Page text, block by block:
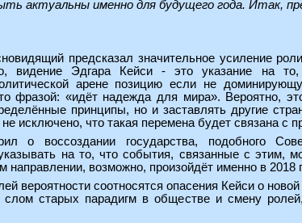
актуальны именно для будущего года. Итак,
предсказал значительное усиление
видение Эдгара Кейси - это указание на
арене позицию если не
фразой: «идёт надежда для мира». Вероятно,
принципы, но и заставлять другие
исключено, что такая перемена будет связана с
о воссоздании государства, подобного
на то, что события, связанные с этим,
возможно, произойдёт именно в 2018
вероятности соотносятся опасения Кейси о
старых парадигм в обществе и смену